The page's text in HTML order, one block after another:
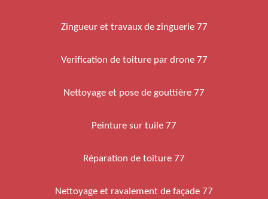
Zingueur et travaux de zinguerie 77
Verification de toiture par drone 77
Nettoyage et pose de gouttière 77
Peinture sur tuile 77
Réparation de toiture 77
Nettoyage et ravalement de façade 77